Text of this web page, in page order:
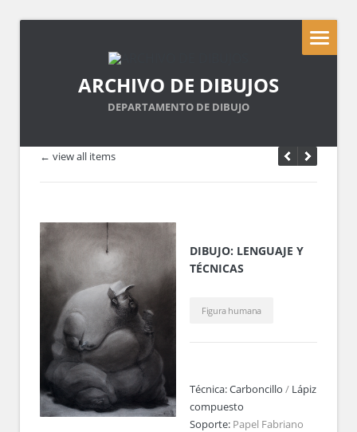
ARCHIVO DE DIBUJOS
DEPARTAMENTO DE DIBUJO
← view all items
DIBUJO: LENGUAJE Y
TÉCNICAS
Figura humana
Técnica:Carboncillo / Lápiz
compuesto
Soporte: Papel Fabriano